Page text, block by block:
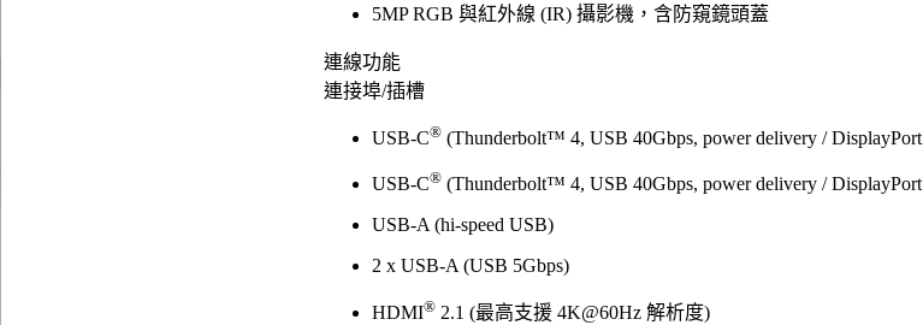
5MP RGB 與紅外線 (IR) 攝影機，含防窺鏡頭蓋
連線功能
連接埠/插槽
USB-C® (Thunderbolt™ 4, USB 40Gbps, power delivery /
USB-C® (Thunderbolt™ 4, USB 40Gbps, power delivery /
USB-A (hi-speed USB)
2 x USB-A (USB 5Gbps)
HDMI® 2.1 (最高支援 4K@60Hz 解析度)